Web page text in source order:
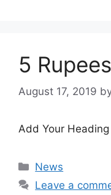
5
August 17, 2019
Add Your
Categories
News
Leave a